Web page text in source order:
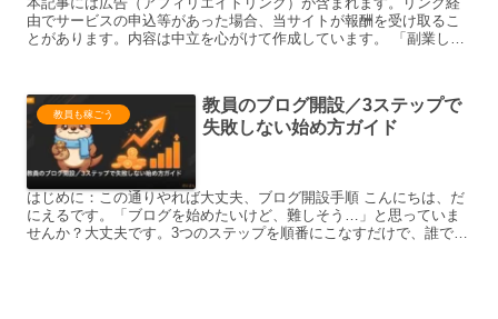
由でサービスの申込等があった場合、当サイトが報酬を受け取るこ
とがあります。内容は中立を心がけて作成しています。 「副業した
教員も稼ごう
教員のブログ開設／3ステップで
失敗しない始め方ガイド
はじめに：この通りやれば大丈夫、ブログ開設手順 こんにちは、だ
にえるです。「ブログを始めたいけど、難しそう…」と思っていま
せんか？大丈夫です。3つのステップを順番にこなすだけで、誰でも